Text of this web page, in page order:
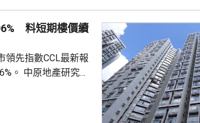
。人行行長潘功勝在
高國...料短期樓價續
領先指數CCL最新報
究部
交量減少，樓價出